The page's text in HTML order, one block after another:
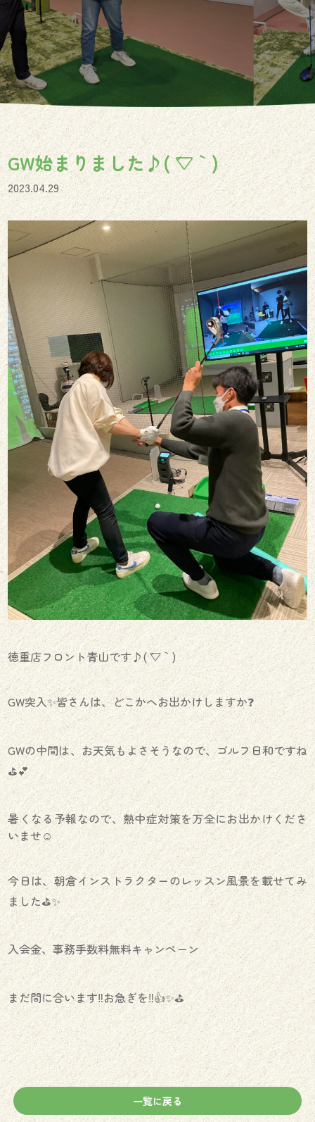
GW始まりました♪( ´▽｀)
2023.04.29
徳重店フロント青山です♪( ´▽｀)
GW突入✨皆さんは、どこかへお出かけしますか❓
GWの中間は、お天気もよさそうなので、ゴルフ日和ですね
⛳️💕
暑くなる予報なので、熱中症対策を万全にお出かけくださ
いませ☺️
今日は、朝倉インストラクターのレッスン風景を載せてみ
ました⛳️✨
入会金、事務手数料無料キャンペーン
まだ間に合います‼️お急ぎを‼️👍✨⛳️
一覧に戻る